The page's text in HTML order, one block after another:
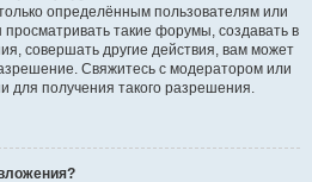
определённым пользователям или
такие форумы, создавать в
совершать другие действия, вам может
Свяжитесь с модератором или
для получения такого разрешения.